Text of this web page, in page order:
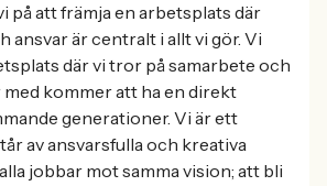
på att främja en arbetsplats där
ansvar är centralt i allt vi gör. Vi
där vi tror på samarbete och
kommer att ha en direkt
generationer. Vi är ett
av ansvarsfulla och kreativa
jobbar mot samma vision; att bli